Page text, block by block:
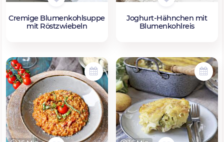
Cremige Blumenkohlsuppe
mit Röstzwiebeln
Joghurt-Hähnchen mit
Blumenkohlreis